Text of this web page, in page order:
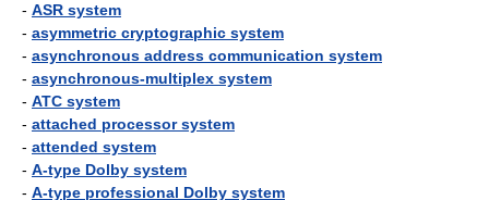
- ASR system
- asymmetric cryptographic system
- asynchronous address communication system
- asynchronous-multiplex system
- ATC system
- attached processor system
- attended system
- A-type Dolby system
- A-type professional Dolby system